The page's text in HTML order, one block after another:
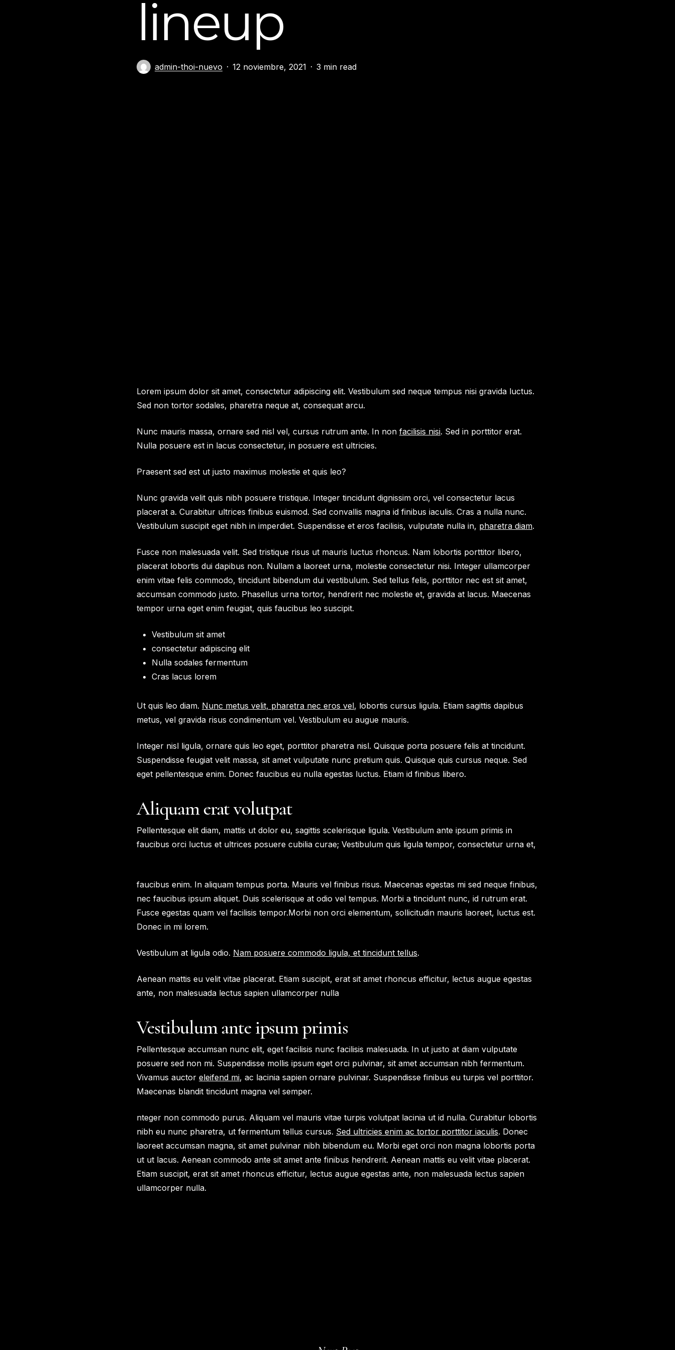
lineup
admin-thoi-nuevo 12 noviembre, 2021 3 min read
Lorem ipsum dolor sit amet, consectetur adipiscing elit. Vestibulum sed neque tempus nisi gravida luctus.
Sed non tortor sodales, pharetra neque at, consequat arcu.
Nunc mauris massa, ornare sed nisl vel, cursus rutrum ante. In non facilisis nisi. Sed in porttitor erat.
Nulla posuere est in lacus consectetur, in posuere est ultricies.
Praesent sed est ut justo maximus molestie et quis leo?
Nunc gravida velit quis nibh posuere tristique. Integer tincidunt dignissim orci, vel consectetur lacus
placerat a. Curabitur ultrices finibus euismod. Sed convallis magna id finibus iaculis. Cras a nulla nunc.
Vestibulum suscipit eget nibh in imperdiet. Suspendisse et eros facilisis, vulputate nulla in, pharetra diam.
Fusce non malesuada velit. Sed tristique risus ut mauris luctus rhoncus. Nam lobortis porttitor libero,
placerat lobortis dui dapibus non. Nullam a laoreet urna, molestie consectetur nisi. Integer ullamcorper
enim vitae felis commodo, tincidunt bibendum dui vestibulum. Sed tellus felis, porttitor nec est sit amet,
accumsan commodo justo. Phasellus urna tortor, hendrerit nec molestie et, gravida at lacus. Maecenas
tempor urna eget enim feugiat, quis faucibus leo suscipit.
Vestibulum sit amet
consectetur adipiscing elit
Nulla sodales fermentum
Cras lacus lorem
Ut quis leo diam. Nunc metus velit, pharetra nec eros vel, lobortis cursus ligula. Etiam sagittis dapibus
metus, vel gravida risus condimentum vel. Vestibulum eu augue mauris.
Integer nisl ligula, ornare quis leo eget, porttitor pharetra nisl. Quisque porta posuere felis at tincidunt.
Suspendisse feugiat velit massa, sit amet vulputate nunc pretium quis. Quisque quis cursus neque. Sed
eget pellentesque enim. Donec faucibus eu nulla egestas luctus. Etiam id finibus libero.
Aliquam erat volutpat
Pellentesque elit diam, mattis ut dolor eu, sagittis scelerisque ligula. Vestibulum ante ipsum primis in
faucibus orci luctus et ultrices posuere cubilia curae; Vestibulum quis ligula tempor, consectetur urna et,
faucibus enim. In aliquam tempus porta. Mauris vel finibus risus. Maecenas egestas mi sed neque finibus,
nec faucibus ipsum aliquet. Duis scelerisque at odio vel tempus. Morbi a tincidunt nunc, id rutrum erat.
Fusce egestas quam vel facilisis tempor.Morbi non orci elementum, sollicitudin mauris laoreet, luctus est.
Donec in mi lorem.
Vestibulum at ligula odio. Nam posuere commodo ligula, et tincidunt tellus.
Aenean mattis eu velit vitae placerat. Etiam suscipit, erat sit amet rhoncus efficitur, lectus augue egestas
ante, non malesuada lectus sapien ullamcorper nulla
Vestibulum ante ipsum primis
Pellentesque accumsan nunc elit, eget facilisis nunc facilisis malesuada. In ut justo at diam vulputate
posuere sed non mi. Suspendisse mollis ipsum eget orci pulvinar, sit amet accumsan nibh fermentum.
Vivamus auctor eleifend mi, ac lacinia sapien ornare pulvinar. Suspendisse finibus eu turpis vel porttitor.
Maecenas blandit tincidunt magna vel semper.
nteger non commodo purus. Aliquam vel mauris vitae turpis volutpat lacinia ut id nulla. Curabitur lobortis
nibh eu nunc pharetra, ut fermentum tellus cursus. Sed ultricies enim ac tortor porttitor iaculis. Donec
laoreet accumsan magna, sit amet pulvinar nibh bibendum eu. Morbi eget orci non magna lobortis porta
ut ut lacus. Aenean commodo ante sit amet ante finibus hendrerit. Aenean mattis eu velit vitae placerat.
Etiam suscipit, erat sit amet rhoncus efficitur, lectus augue egestas ante, non malesuada lectus sapien
ullamcorper nulla.